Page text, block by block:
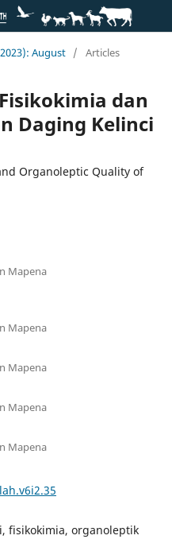
August / Articles
dan
Daging Kelinci
Organoleptic Quality of
Mapena
Mapena
Mapena
Mapena
Mapena
fisikokimia, organoleptik